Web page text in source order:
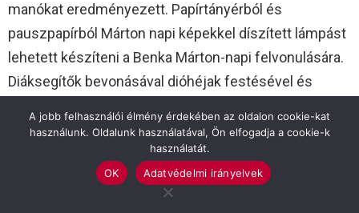
manókat eredményezett. Papírtányérból és
pauszpapírból Márton napi képekkel díszített lámpást
lehetett készíteni a Benka Márton-napi felvonulására.
Diáksegítők bevonásával dióhéjak festésével és
lehetett próbálni a lúdtollal való írást is.
A jobb felhasználói élmény érdekében az oldalon cookie-kat
használunk. Oldalunk használatával, Ön elfogadja a cookie-k
használatát.
OK
Adatvédelmi irányelvek